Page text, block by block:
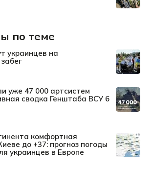
по теме
украинцев на
уже 47 000 артсистем
сводка Генштаба ВСУ 6
комфортная
до +37: прогноз погоды
украинцев в Европе